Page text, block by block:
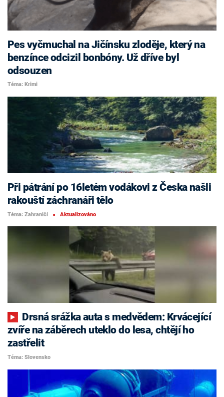
Pes vyčmuchal na Jičínsku zloděje, který na
benzínce odcizil bonbóny. Už dříve byl
odsouzen
Téma: Krimi
Při pátrání po 16letém vodákovi z Česka našli
rakouští záchranáři tělo
Téma: Zahraničí ■ Aktualizováno
zvíře na záběrech uteklo do lesa, chtějí ho
zastřelit
Téma: Slovensko